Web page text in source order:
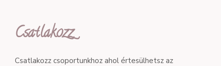
Csatlakozz
Csatlakozz csoportunkhoz ahol értesülhetsz az